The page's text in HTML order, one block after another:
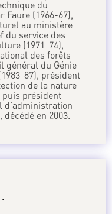
du
Faure (1966-67),
au ministère
du service des
(1971-74),
des forêts
général du Génie
87), président
de la nature
puis président
d’administration
en 2003.